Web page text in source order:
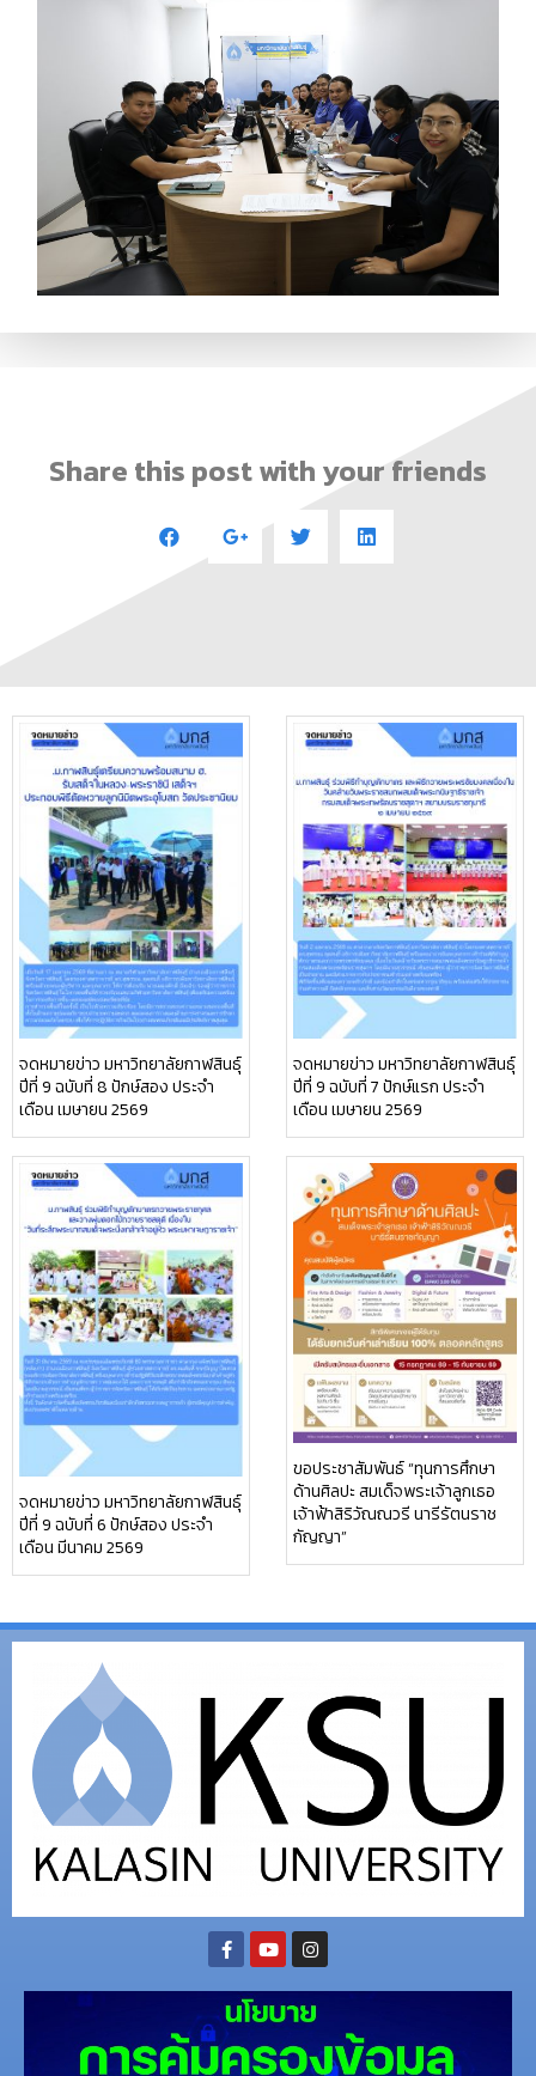
Share this post with your friends
จดหมายข่าว มหาวิทยาลัยกาฬสินธุ์
ปีที่ 9 ฉบับที่ 8 ปักษ์สอง ประจำ
เดือน เมษายน 2569
จดหมายข่าว มหาวิทยาลัยกาฬสินธุ์
ปีที่ 9 ฉบับที่ 7 ปักษ์แรก ประจำ
เดือน เมษายน 2569
จดหมายข่าว มหาวิทยาลัยกาฬสินธุ์
ปีที่ 9 ฉบับที่ 6 ปักษ์สอง ประจำ
เดือน มีนาคม 2569
ขอประชาสัมพันธ์ “ทุนการศึกษา
ด้านศิลปะ สมเด็จพระเจ้าลูกเธอ
เจ้าฟ้าสิริวัณณวรี นารีรัตนราช
กัญญา”